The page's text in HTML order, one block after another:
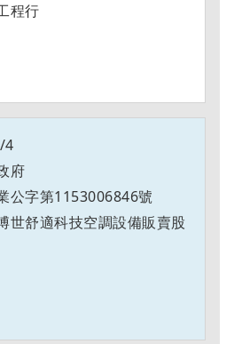
程行
4
府
公字第1153006846號
世舒適科技空調設備販賣股